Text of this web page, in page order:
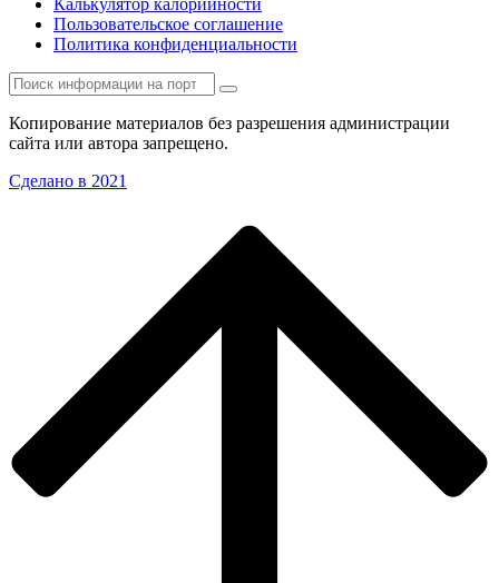
Пользовательское соглашение
Политика конфиденциальности
Копирование материалов без разрешения администрации
сайта или автора запрещено.
Сделано в 2021